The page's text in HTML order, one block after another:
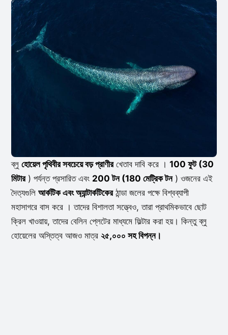
ব্লু হোয়েল পৃথিবীর সবচেয়ে বড় প্রাণীরখেতাব দাবি করে । 100 ফুট (30
মিটার) পর্যন্ত প্রসারিত এবং 200 টন (180 মেট্রিক টন) ওজনের এই
দৈত্যগুলি আর্কটিক এবং অ্যান্টার্কটিকেরঠান্ডা জলের পক্ষে বিশ্বব্যাপী
মহাসাগরে বাস করে । তাদের বিশালতা সত্ত্বেও, তারা প্রাথমিকভাবে ছোট
ক্রিল খাওয়ায়, তাদের বেলিন প্লেটের মাধ্যমে ফিল্টার করা হয়। কিন্তু ব্লু
হোয়েলের অস্তিত্ব আজও মাত্র ২৫,০০০ সহ বিপন্ন।